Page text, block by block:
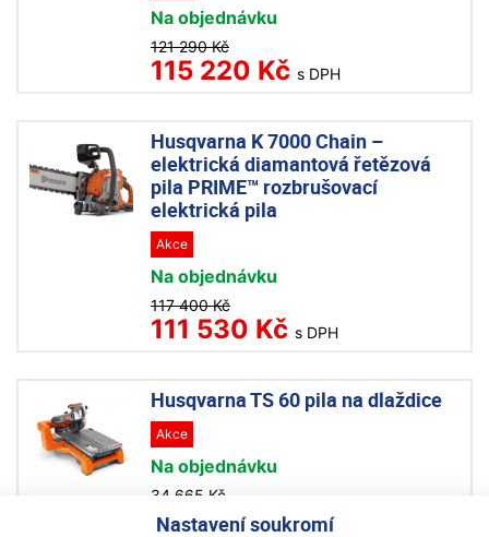
Nastavení soukromí
Na objednávku
121 290 Kč
115 220 Kč s DPH
Husqvarna K 7000 Chain –
elektrická diamantová řetězová
pila PRIME™ rozbrušovací
elektrická pila
Akce
Na objednávku
117 400 Kč
111 530 Kč s DPH
Husqvarna TS 60 pila na dlaždice
Akce
Na objednávku
34 665 Kč
31 880 Kč s DPH